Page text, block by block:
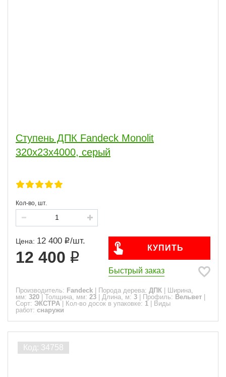
Ступень ДПК Fandeck Monolit
320х23х4000, серый
Кол-во, шт.
Цена: 12 400 /шт.
12 400
КУПИТЬ
Быстрый заказ
Производитель: Fandeck Порода дерева: ДПК
Ширина,
мм: 320 Толщина, мм: 23 Длина, м: 3 Профиль: Вельвет
Сорт: ЭКСТРА Кол-во досок в упаковке: 1
Виды
работ: снаружи